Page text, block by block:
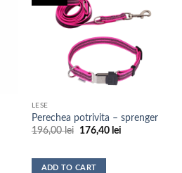
variații.
Opțiunile
produsului.
LESE
Perechea potrivita – sprenger
196,00lei
Prețul
fost:
196,00 lei.
176,40 leiPrețul
ADD TO CART